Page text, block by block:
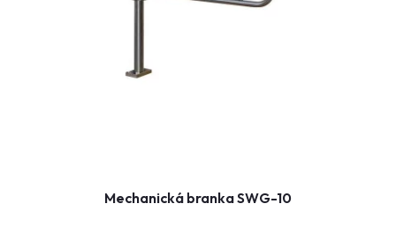
Mechanická branka SWG-10